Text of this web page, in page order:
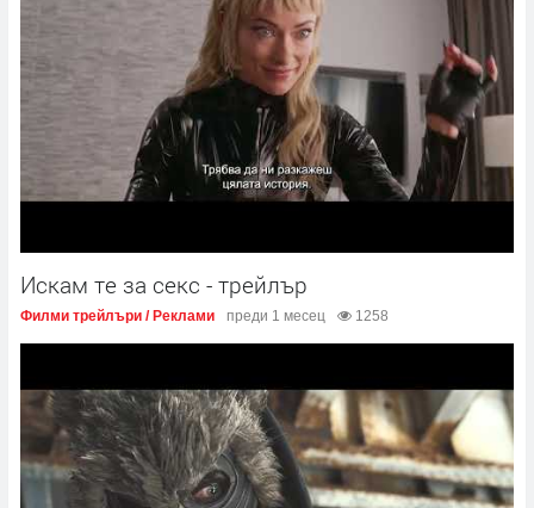
Искам те за секс - трейлър
Филми трейлъри / Реклами преди 1 месец 1258